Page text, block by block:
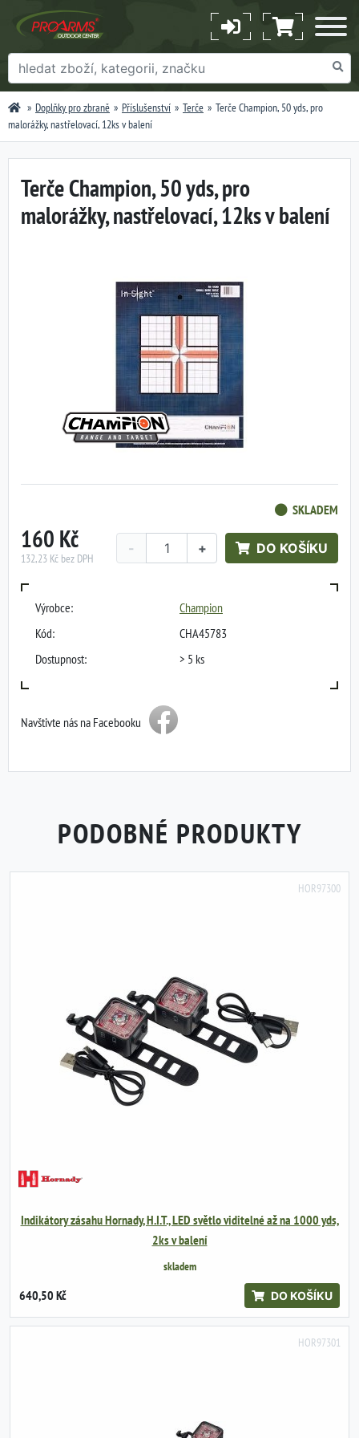
Doplňky pro zbraně Příslušenství Terče
Terče Champion, 50 yds, pro
malorážky, nastřelovací, 12ks v balení
Terče Champion, 50 yds, pro
malorážky, nastřelovací, 12ks v balení
SKLADEM
160 Kč
132,23 Kč bez DPH
+
- DO KOŠÍKU
Výrobce:
Champion
Kód:
CHA45783
Dostupnost:
> 5 ks
Navštivte nás na Facebooku
PODOBNÉ PRODUKTY
HOR97300
Indikátory zásahu Hornady, H.I.T., LED světlo viditelné až na 1000 yds,
2ks v balení
skladem
640,50 Kč DO KOŠÍKU
HOR97301